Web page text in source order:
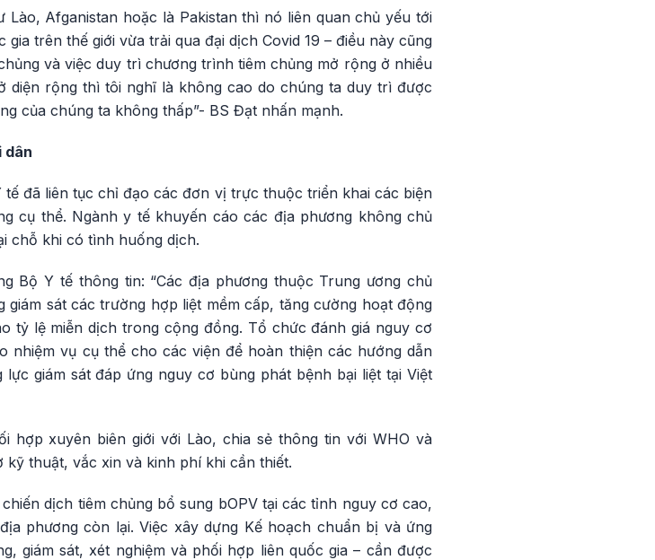
Afganistan hoặc là Pakistan thì nó liên quan chủ yếu tới
trên thế giới vừa trải qua đại dịch Covid 19 – điều này cũng
và việc duy trì chương trình tiêm chủng mở rộng ở nhiều
diện rộng thì tôi nghĩ là không cao do chúng ta duy trì được
của chúng ta không thấp”- BS Đạt nhấn mạnh.
dân
đã liên tục chỉ đạo các đơn vị trực thuộc triển khai các biện
cụ thể. Ngành y tế khuyến cáo các địa phương không chủ
chỗ khi có tình huống dịch.
Bộ Y tế thông tin: “Các địa phương thuộc Trung ương chủ
sát các trường hợp liệt mềm cấp, tăng cường hoạt động
tỷ lệ miễn dịch trong cộng đồng. Tổ chức đánh giá nguy cơ
nhiệm vụ cụ thể cho các viện để hoàn thiện các hướng dẫn
giám sát đáp ứng nguy cơ bùng phát bệnh bại liệt tại Việt
hợp xuyên biên giới với Lào, chia sẻ thông tin với WHO và
thuật, vắc xin và kinh phí khi cần thiết.
dịch tiêm chủng bổ sung bOPV tại các tỉnh nguy cơ cao,
phương còn lại. Việc xây dựng Kế hoạch chuẩn bị và ứng
giám sát, xét nghiệm và phối hợp liên quốc gia – cần được